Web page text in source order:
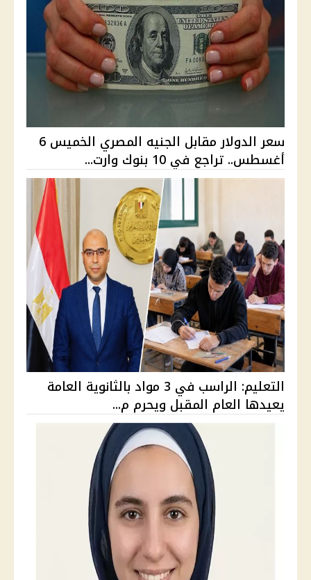
سعر الدولار مقابل الجنيه المصري الخميس 6
أغسطس.. تراجع في 10 بنوك وارت...
التعليم: الراسب في 3 مواد بالثانوية العامة
يعيدها العام المقبل ويحرم م...